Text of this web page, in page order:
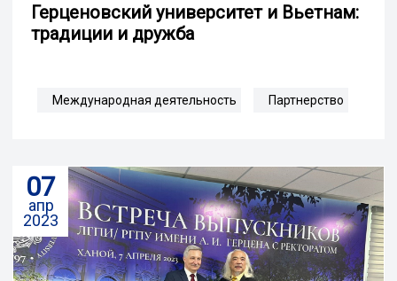
Герценовский университет и Вьетнам:
традиции и дружба
Международная деятельность Партнерство
07
апр
2023